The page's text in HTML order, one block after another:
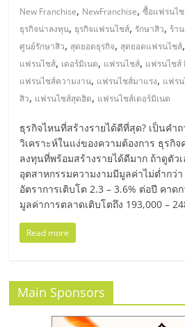
แฟ
รน
ไชส์
แฟ
รน
ไชส์
ขาย
หน้า
New Franchise, NewFranchise,ซื้อแฟรนไ
ธุรกิจน่าลงทุน, ธุรกิจแฟรนไชส์, รักษาสิว, ร้า
ศูนย์รักษาสิว, สุดยอดธุรกิจ, สุดยอดแฟรนไชส์,
แฟรนไชส์, เดอร์มิเนต, แฟรนไชส์, แฟรนไชส์
แฟรนไชส์ความงาน, แฟรนไชส์มาแรง, แฟร
สิว, แฟรนไชส์สุดฮิต, แฟรนไชส์เดอร์มิเนต
ธุรกิจไหนที่สร้างรายได้ดีที่สุด? เป็นคำ
วิเคราะห์ในแง่ของความต้องการ ธุรกิ
ลงทุนที่พร้อมสร้างรายได้ดีมาก ถ้าดูตัว
อุตสาหกรรมความงามมีมูลค่าไม่ต่ำกว่
อัตราการเติบโต 2.3 – 3.6% ต่อปี คาด
มูลค่าการตลาดเติบโตถึง 193,000 –
Read more
Main Sponsors